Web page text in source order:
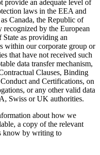
provide an adequate level of
laws in the EEA and
Canada, the Republic of
by the European
as providing an
within our corporate group or
that have not received such
data transfer mechanism,
Clauses, Binding
and Certifications, on
or any other valid data
Swiss or UK authorities.
about how we
a copy of the relevant
know by writing to